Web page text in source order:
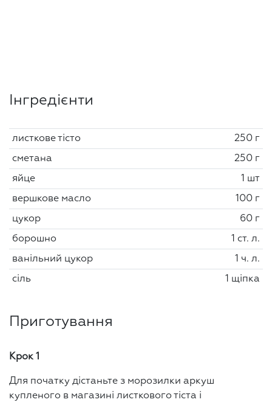
Інгредієнти
листкове тісто 250 г
сметана 250 г
яйце 1 шт
вершкове масло 100 г
цукор 60 г
борошно 1 ст. л.
ванільний цукор 1 ч. л.
сіль 1 щіпка
Приготування
Крок 1
Для початку дістаньте з морозилки аркуш
купленого в магазині листкового тіста і